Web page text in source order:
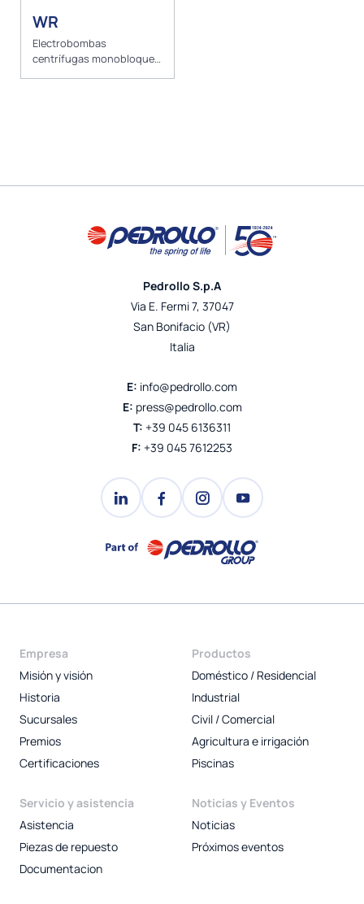
WR
Electrobombas
centrífugas monobloque
Pedrollo S.p.A
Via E. Fermi 7, 37047
San Bonifacio (VR)
Italia
E: info@pedrollo.com
E: press@pedrollo.com
T: +39 045 6136311
F: +39 045 7612253
Empresa
Misión y visión
Historia
Sucursales
Premios
Certificaciones
Productos
Doméstico / Residencial
Industrial
Civil / Comercial
Agricultura e irrigación
Piscinas
Servicio y asistencia
Asistencia
Piezas de repuesto
Documentacion
Noticias y Eventos
Noticias
Próximos eventos